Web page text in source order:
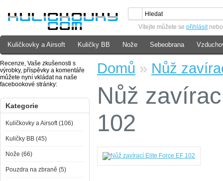
Vítejte můžete se přihlásit
Kuličkovky a Airsoft Kuličky BB Nože Sebeobrana
Recenze, Vaše zkušenosti s
výrobky, příspěvky a komentáře
můžete nyní vkládat na naše
facebookové stránky:
Kategorie
Kuličkovky a Airsoft (106)
Kuličky BB (45)
Nože (66)
Pouzdra na zbraně (5)
Domů » Nůž
Nůž
102